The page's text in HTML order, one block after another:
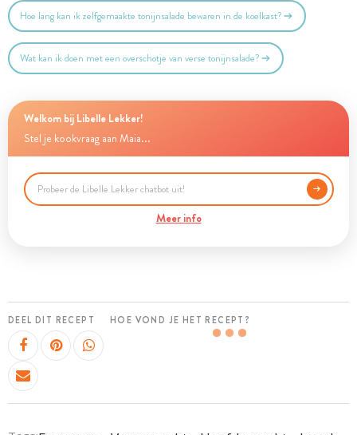
Hoe lang kan ik zelfgemaakte tonijnsalade bewaren in de koelkast?
Wat kan ik doen met een overschotje van verse tonijnsalade?
Welkom bij Libelle Lekker!
Stel je kookvraag aan Maia...
Meer info
DEEL DIT RECEPT HOE VOND JE HET RECEPT?